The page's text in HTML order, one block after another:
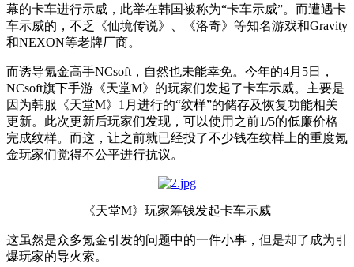
幕的卡车进行示威，此举在韩国被称为“卡车示威”。而遭遇卡
车示威的，不乏《仙境传说》、《洛奇》等知名游戏和Gravity
和NEXON等老牌厂商。
而诱导氪金高手NCsoft，自然也未能幸免。今年的4月5日，
NCsoft旗下手游《天堂M》的玩家们发起了卡车示威。主要是
因为韩服《天堂M》1月进行的“纹样”的储存及恢复功能相关
更新。此次更新后玩家们发现，可以使用之前1/5的低廉价格
完成纹样。而这，让之前就已经投了不少钱在纹样上的重度氪
金玩家们觉得不公平进行抗议。
《天堂M》玩家筹钱发起卡车示威
这虽然是众多氪金引发的问题中的一件小事，但是却了成为引
爆玩家的导火索。